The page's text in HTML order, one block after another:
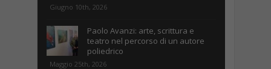
Giugno 10th, 2026
Paolo Avanzi: arte, scrittura e
teatro nel percorso di un autore
poliedrico
Maggio 25th, 2026